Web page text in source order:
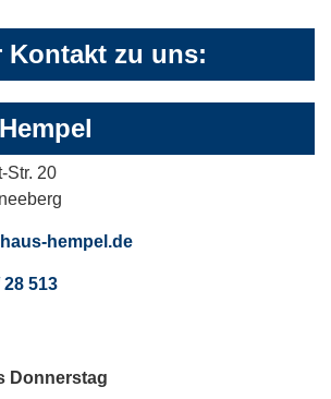
Kontakt zu uns:
Str. 20
hempel.de
28 513
Donnerstag